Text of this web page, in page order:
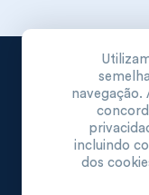
Nazario & Nazario
navegação.
incluindo
dos